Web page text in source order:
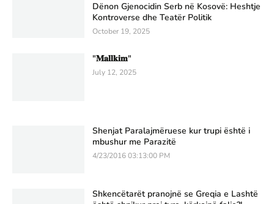
Dënon Gjenocidin Serb në Kosovë: Heshtje
Kontroverse dhe Teatër Politik
October 19, 2025
"𝐌𝐚𝐥𝐥𝐤𝐢𝐦"
July 12, 2025
Shenjat Paralajmëruese kur trupi është i
mbushur me Parazitë
4/23/2016 03:13:00 PM
Shkencëtarët pranojnë se Greqia e Lashtë